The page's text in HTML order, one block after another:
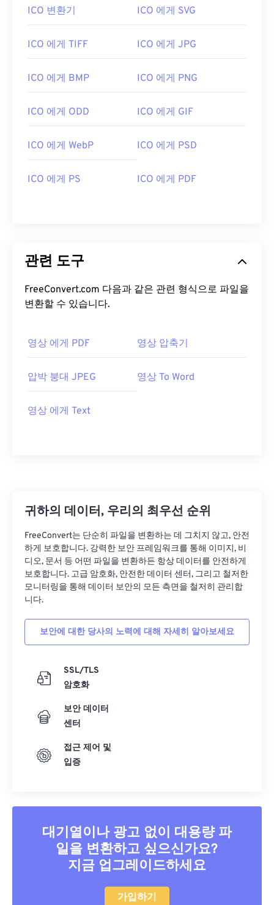
ICO 변환기 ICO 에게 SVG
ICO 에게 TIFF ICO 에게 JPG
ICO 에게 BMP ICO 에게 PNG
ICO 에게 ODD ICO 에게 GIF
ICO 에게 WebP ICO 에게 PSD
ICO 에게 PS ICO 에게 PDF
관련 도구
FreeConvert.com 다음과 같은 관련 형식으로 파일을
변환할 수 있습니다.
영상 에게 PDF 영상 압축기
압박 붕대 JPEG 영상 To Word
영상 에게 Text
귀하의 데이터, 우리의 최우선 순위
FreeConvert는 단순히 파일을 변환하는 데 그치지 않고, 안전
하게 보호합니다. 강력한 보안 프레임워크를 통해 이미지, 비
디오, 문서 등 어떤 파일을 변환하든 항상 데이터를 안전하게
보호합니다. 고급 암호화, 안전한 데이터 센터, 그리고 철저한
모니터링을 통해 데이터 보안의 모든 측면을 철저히 관리합
니다.
보안에 대한 당사의 노력에 대해 자세히 알아보세요
SSL/TLS
암호화
보안 데이터
센터
접근 제어 및
입증
대기열이나 광고 없이 대용량 파
일을 변환하고 싶으신가요?
지금 업그레이드하세요
가입하기